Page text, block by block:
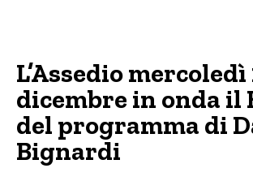
L’Assedio mercoledì
dicembre in onda il
del programma di
Bignardi